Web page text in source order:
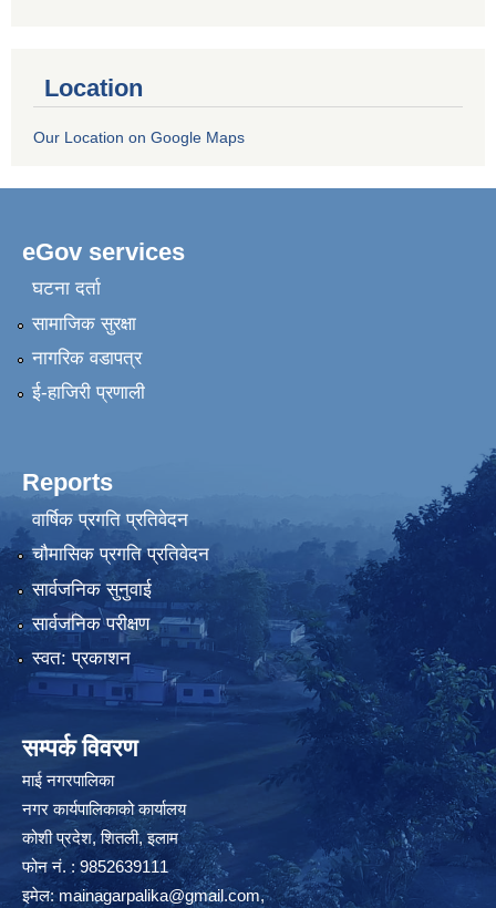
Location
Our Location on Google Maps
eGov services
घटना दर्ता
सामाजिक सुरक्षा
नागरिक वडापत्र
ई-हाजिरी प्रणाली
Reports
वार्षिक प्रगति प्रतिवेदन
चौमासिक प्रगति प्रतिवेदन
सार्वजनिक सुनुवाई
सार्वजनिक परीक्षण
स्वत: प्रकाशन
सम्पर्क विवरण
माई नगरपालिका
नगर कार्यपालिकाको कार्यालय
कोशी प्रदेश, शितली, इलाम
फोन नं. : 9852639111
इमेल:mainagarpalika@gmail.com,